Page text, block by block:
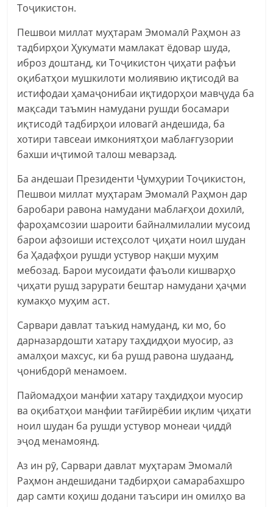
Тоҷикистон.
Пешвои миллат муҳтарам Эмомалӣ Раҳмон аз
тадбирҳои Ҳукумати мамлакат ёдовар шуда,
иброз доштанд, ки Тоҷикистон ҷиҳати рафъи
оқибатҳои мушкилоти молиявию иқтисодӣ ва
истифодаи ҳамаҷонибаи иқтидорҳои мавҷуда ба
мақсади таъмин намудани рушди босамари
иқтисодӣ тадбирҳои иловагӣ андешида, ба
хотири тавсеаи имкониятҳои маблағгузории
бахши иҷтимоӣ талош меварзад.
Ба андешаи Президенти Ҷумҳурии Тоҷикистон,
Пешвои миллат муҳтарам Эмомалӣ Раҳмон дар
баробари равона намудани маблағҳои дохилӣ,
фароҳамсозии шароити байналмилалии мусоид
барои афзоиши истеҳсолот ҷиҳати ноил шудан
ба Ҳадафҳои рушди устувор нақши муҳим
мебозад. Барои мусоидати фаъоли кишварҳо
ҷиҳати рушд зарурати бештар намудани ҳаҷми
кумакҳо муҳим аст.
Сарвари давлат таъкид намуданд, ки мо, бо
дарназардошти хатару таҳдидҳои муосир, аз
амалҳои махсус, ки ба рушд равона шудаанд,
ҷонибдорӣ менамоем.
Пайомадҳои манфии хатару таҳдидҳои муосир
ва оқибатҳои манфии тағйирёбии иқлим ҷиҳати
ноил шудан ба рушди устувор монеаи ҷиддӣ
эҷод менамоянд.
Аз ин рӯ, Сарвари давлат муҳтарам Эмомалӣ
Раҳмон андешидани тадбирҳои самарабахшро
дар самти коҳиш додани таъсири ин омилҳо ва